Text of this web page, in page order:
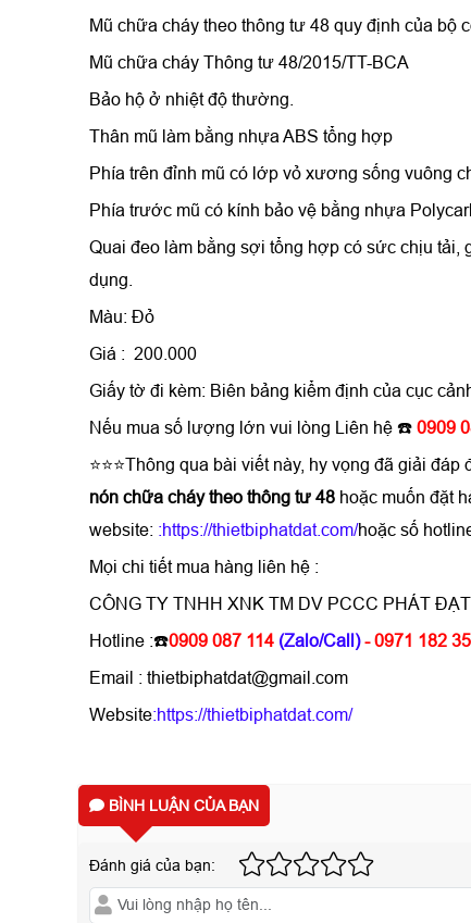
Mũ chữa cháy theo thông tư 48 quy định của bộ
Mũ chữa cháy Thông tư 48/2015/TT-BCA
Bảo hộ ở nhiệt độ thường.
Thân mũ làm bằng nhựa ABS tổng hợp
Phía trên đỉnh mũ có lớp vỏ xương sống vuông
Phía trước mũ có kính bảo vệ bằng nhựa
Quai đeo làm bằng sợi tổng hợp có sức chịu tải,
dụng.
Màu: Đỏ
Giá : 200.000
Giấy tờ đi kèm: Biên bảng kiểm định của cục
Nếu mua số lượng lớn vui lòng Liên hệ ☎️ 0909
⭐⭐⭐Thông qua bài viết này, hy vọng đã giải
nón chữa cháy theo thông tư 48 hoặc muốn đặt
website: :https://thietbiphatdat.com/hoặc số
Mọi chi tiết mua hàng liên hệ :
CÔNG TY TNHH XNK TM DV PCCC PHÁT ĐẠT
Hotline :☎️0909 087 114 (Zalo/Call) - 0971 182
Email : thietbiphatdat@gmail.com
Website:https://thietbiphatdat.com/
BÌNH LUẬN CỦA BẠN
Đánh giá của bạn: